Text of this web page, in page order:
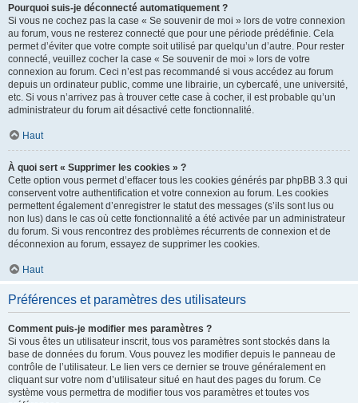
Pourquoi suis-je déconnecté automatiquement ?
Si vous ne cochez pas la case « Se souvenir de moi » lors de votre connexion
au forum, vous ne resterez connecté que pour une période prédéfinie. Cela
permet d’éviter que votre compte soit utilisé par quelqu’un d’autre. Pour rester
connecté, veuillez cocher la case « Se souvenir de moi » lors de votre
connexion au forum. Ceci n’est pas recommandé si vous accédez au forum
depuis un ordinateur public, comme une librairie, un cybercafé, une université,
etc. Si vous n’arrivez pas à trouver cette case à cocher, il est probable qu’un
administrateur du forum ait désactivé cette fonctionnalité.
Haut
À quoi sert « Supprimer les cookies » ?
Cette option vous permet d’effacer tous les cookies générés par phpBB 3.3 qui
conservent votre authentification et votre connexion au forum. Les cookies
permettent également d’enregistrer le statut des messages (s’ils sont lus ou
non lus) dans le cas où cette fonctionnalité a été activée par un administrateur
du forum. Si vous rencontrez des problèmes récurrents de connexion et de
déconnexion au forum, essayez de supprimer les cookies.
Haut
Préférences et paramètres des utilisateurs
Comment puis-je modifier mes paramètres ?
Si vous êtes un utilisateur inscrit, tous vos paramètres sont stockés dans la
base de données du forum. Vous pouvez les modifier depuis le panneau de
contrôle de l’utilisateur. Le lien vers ce dernier se trouve généralement en
cliquant sur votre nom d’utilisateur situé en haut des pages du forum. Ce
système vous permettra de modifier tous vos paramètres et toutes vos